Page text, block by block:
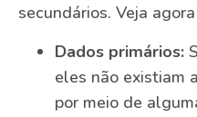
secundários. Veja
Dados primários:
eles não existiam
por meio de